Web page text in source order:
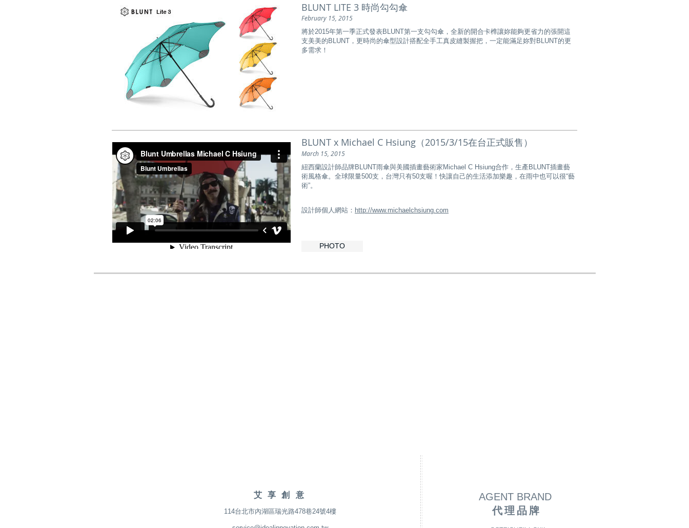
BLUNT LITE 3 時尚勾勾傘
February 15, 2015
將於2015年第一季正式發表BLUNT第一支勾勾傘，全新的開合卡榫讓妳能夠更省力的張開這
支美美的BLUNT，更時尚的傘型設計搭配全手工真皮縫製握把，一定能滿足妳對BLUNT的更
多需求！
BLUNT x Michael C Hsiung（2015/3/15在台正式販售）
March 15, 2015
紐西蘭設計師品牌BLUNT雨傘與美國插畫藝術家Michael C Hsiung合作，生產BLUNT插畫藝
術風格傘。全球限量500支，台灣只有50支喔！快讓自己的生活添加樂趣，在雨中也可以很“藝
術”。
設計師個人網站： http://www.michaelchsiung.com
PHOTO
艾享創意
114台北市內湖區瑞光路478巷24號4樓
AGENT BRAND
代理品牌